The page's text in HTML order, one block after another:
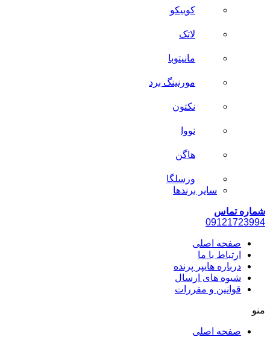
کوییکو
لاتک
مانیتوبا
مورنینگ برد
نکتون
نووا
هاگن
ورسلگا
سایر برند‌ها
شماره تماس
09121723994
صفحه اصلی
ارتباط با ما
درباره هایپر پرنده
شیوه های ارسال
قوانین و مقررات
منو
صفحه اصلی